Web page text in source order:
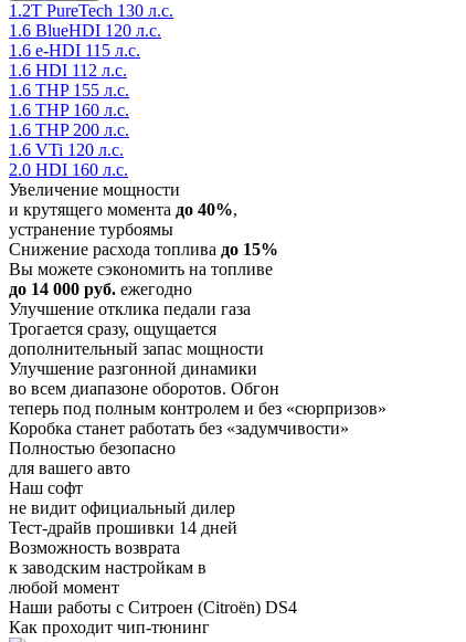
1.2T PureTech 130 л.с.
1.6 BlueHDI 120 л.с.
1.6 e-HDI 115 л.с.
1.6 HDI 112 л.с.
1.6 THP 155 л.с.
1.6 THP 160 л.с.
1.6 THP 200 л.с.
1.6 VTi 120 л.с.
2.0 HDI 160 л.с.
Увеличение мощности
и крутящего момента до 40%,
устранение турбоямы
Снижение расхода топлива до 15%
Вы можете сэкономить на топливе
до 14 000 руб. ежегодно
Улучшение отклика педали газа
Трогается сразу, ощущается
дополнительный запас мощности
Улучшение разгонной динамики
во всем диапазоне оборотов. Обгон
теперь под полным контролем и без «сюрпризов»
Коробка станет работать без «задумчивости»
Полностью безопасно
для вашего авто
Наш софт
не видит официальный дилер
Тест-драйв прошивки 14 дней
Возможность возврата
к заводским настройкам в
любой момент
Наши работы с Ситроен (Citroën) DS4
Как проходит чип-тюнинг